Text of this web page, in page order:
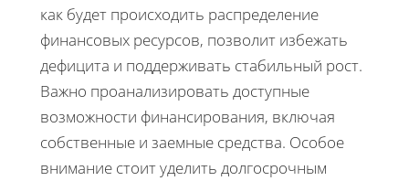
как будет происходить распределение
финансовых ресурсов, позволит избежать
дефицита и поддерживать стабильный рост.
Важно проанализировать доступные
возможности финансирования, включая
собственные и заемные средства. Особое
внимание стоит уделить долгосрочным